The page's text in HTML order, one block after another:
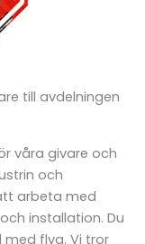
till avdelningen
våra givare och
och
arbeta med
installation. Du
flyg. Vi tror